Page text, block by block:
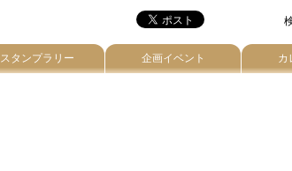
スタンプラリー 企画イベント カ